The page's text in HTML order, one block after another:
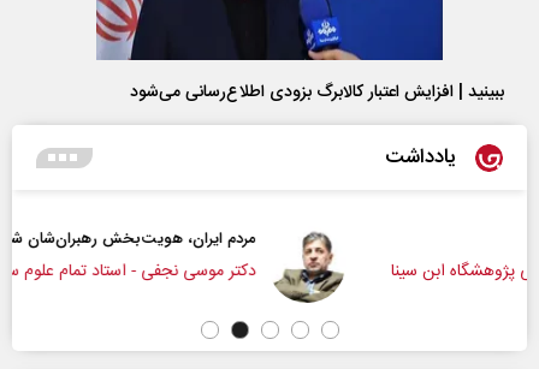
ببینید | افزایش اعتبار کالابرگ بزودی اطلاع‌رسانی می‌شود
یادداشت
مردم ایران، هویت‌بخش رهبران‌شان شدند
دکتر موسی نجفی - استاد تمام علوم سیاسی